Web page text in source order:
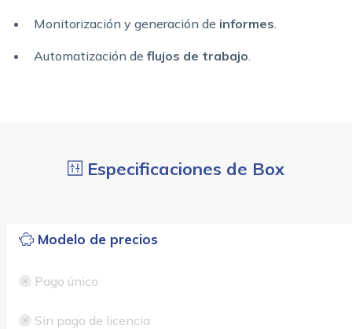
Monitorización y generación de informes
Automatización de flujos de trabajo
Especificaciones de Box
Modelo de precios
Pago único
Sin pago de licencia